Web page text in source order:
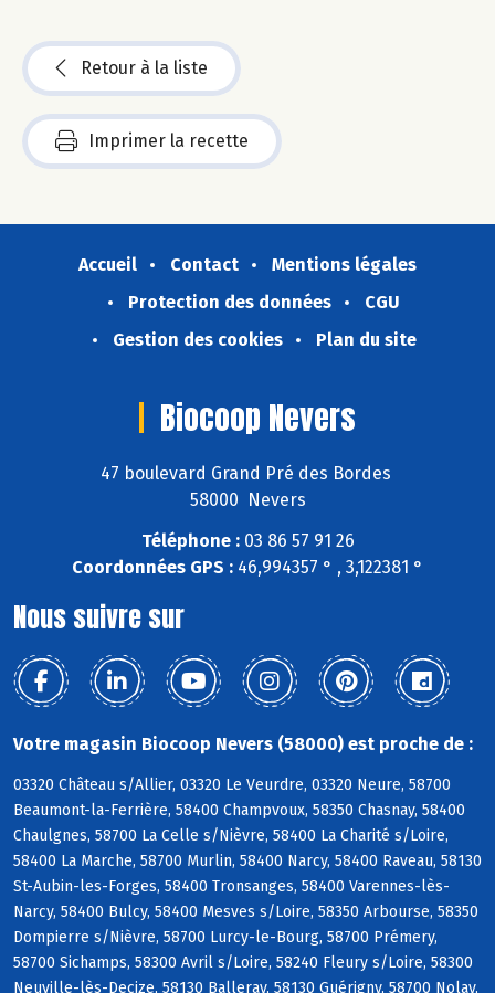
Retour à la liste
Imprimer la recette
Accueil Contact
Mentions légales
Protection des données
CGU
Gestion des cookies
Plan du site
Biocoop Nevers
47 boulevard Grand Pré des Bordes
58000 Nevers
Téléphone :03 86 57 91 26
Coordonnées GPS : 46,994357 ° , 3,122381 °
Nous suivre sur
Votre magasin Biocoop Nevers (58000) est proche de :
03320 Château s/Allier, 03320 Le Veurdre, 03320 Neure, 58700
Beaumont-la-Ferrière, 58400 Champvoux, 58350 Chasnay, 58400
Chaulgnes, 58700 La Celle s/Nièvre, 58400 La Charité s/Loire,
58400 La Marche, 58700 Murlin, 58400 Narcy, 58400 Raveau, 58130
St-Aubin-les-Forges, 58400 Tronsanges, 58400 Varennes-lès-
Narcy, 58400 Bulcy, 58400 Mesves s/Loire, 58350 Arbourse, 58350
Dompierre s/Nièvre, 58700 Lurcy-le-Bourg, 58700 Prémery,
58700 Sichamps, 58300 Avril s/Loire, 58240 Fleury s/Loire, 58300
Neuville-lès-Decize, 58130 Balleray, 58130 Guérigny, 58700 Nolay,